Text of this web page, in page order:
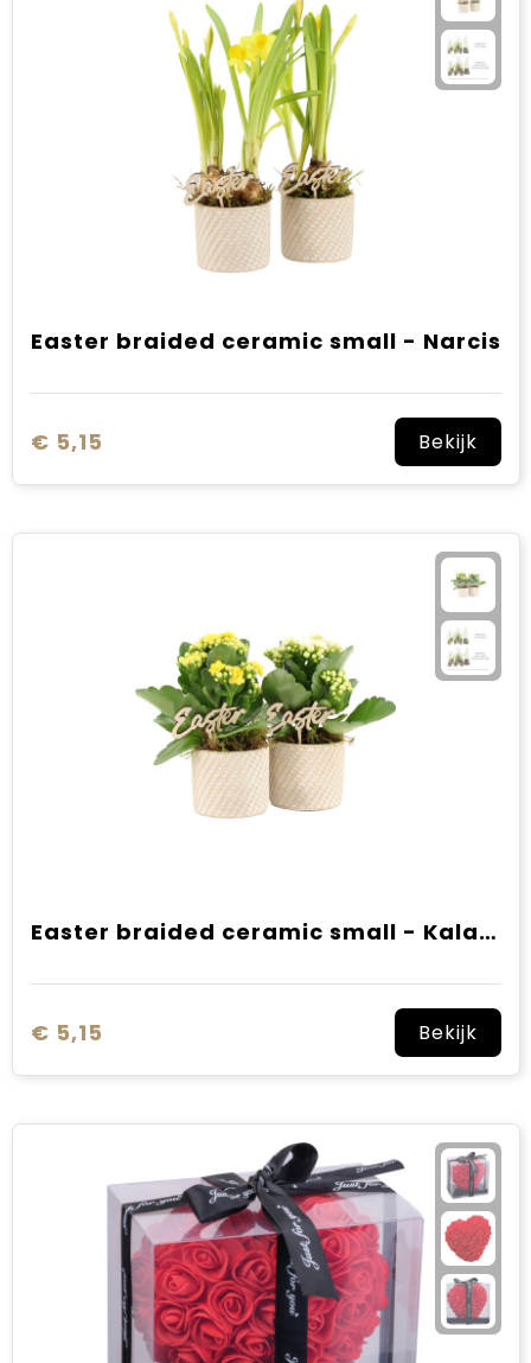
Voetbal, EK en WK
Zomergeschenken
Easter braided ceramic small - Narcis
€ 5,15 Bekijk
Easter braided ceramic small - Kalanchoë
€ 5,15 Bekijk